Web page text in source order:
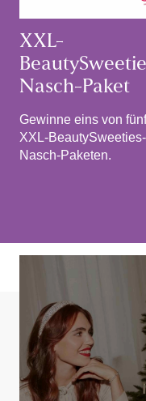
XXL-
Nasch-Paket
Gewinne eins von fünf
XXL-BeautySweeties-
Nasch-Paketen.